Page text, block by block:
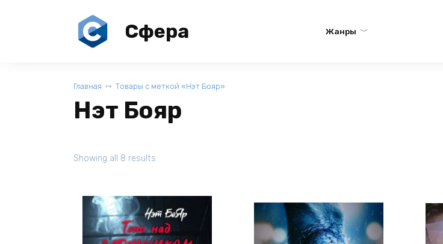
Сфера Жанры
Главная Товары с меткой «Нэт Бояр»
Нэт Бояр
Showing all 8 results